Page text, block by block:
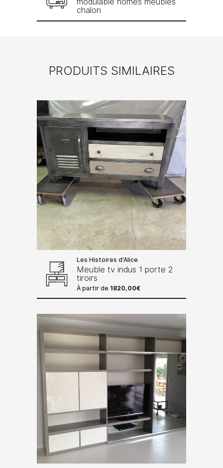
chalon
PRODUITS SIMILAIRES
Les Histoires d'Alice
Meuble tv indus 1 porte 2
tiroirs
À partir de 1820,00€